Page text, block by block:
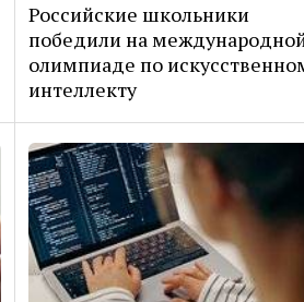
Российские школьники
победили на
олимпиаде по
интеллекту